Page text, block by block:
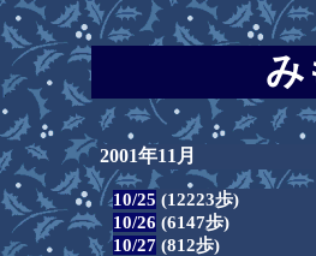
み
2001年11月
10/25 (12223歩)
10/26 (6147歩)
10/27 (812歩)